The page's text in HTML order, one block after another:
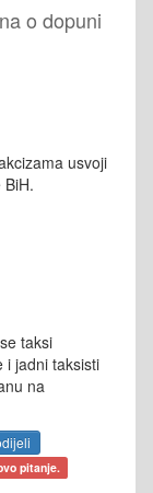
o dopuni
usvoji
taksi
i jadni taksisti
na
pitanje.